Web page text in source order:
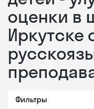
оценки в
Иркутске
Фильтры
Skysmart Chat